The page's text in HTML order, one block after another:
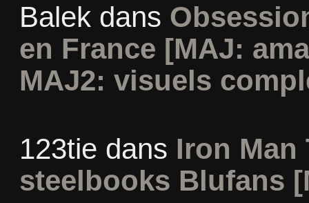
Balekdans
en France [MAJ:
MAJ2: visuels
123tie dans Iron Man
steelbooks Blufans